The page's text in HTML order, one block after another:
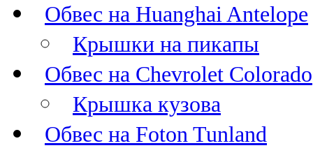
Обвес на Huanghai Antelope
Крышки на пикапы
Обвес на Chevrolet Colorado
Крышка кузова
Обвес на Foton Tunland